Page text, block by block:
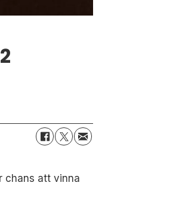
chans att vinna